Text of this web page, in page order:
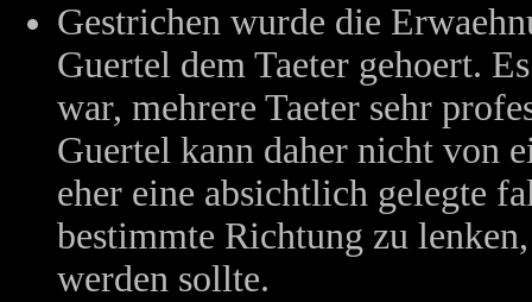
Gestrichen wurde die
Guertel dem Taeter gehoert.
war, mehrere Taeter sehr
Guertel kann daher nicht von
eher eine absichtlich gelegte
bestimmte Richtung zu
werden sollte.